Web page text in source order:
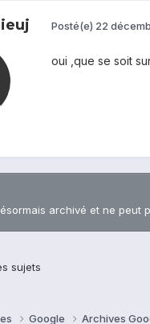
Posté(e) 22
oui ,que se soit
archivé et ne peut
sujets
Google Archives